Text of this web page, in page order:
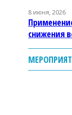
8 июня, 2026
снижения